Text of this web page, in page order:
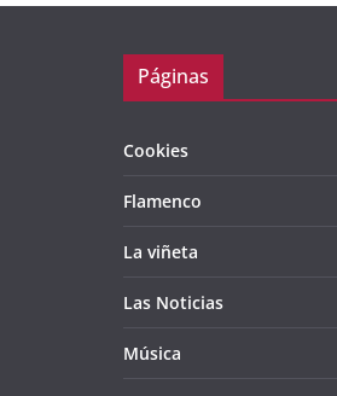
Páginas
Cookies
Flamenco
La viñeta
Las Noticias
Música